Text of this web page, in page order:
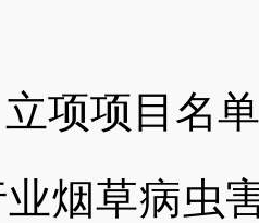
项项目名单
业烟草病虫